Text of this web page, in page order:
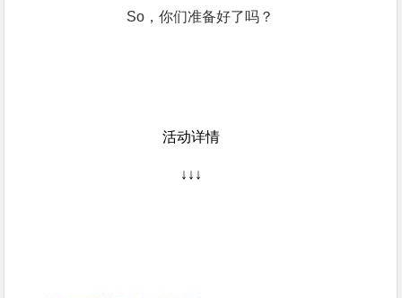
So，你们准备好了吗？
活动详情
↓↓↓